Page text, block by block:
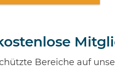
Bereiche auf